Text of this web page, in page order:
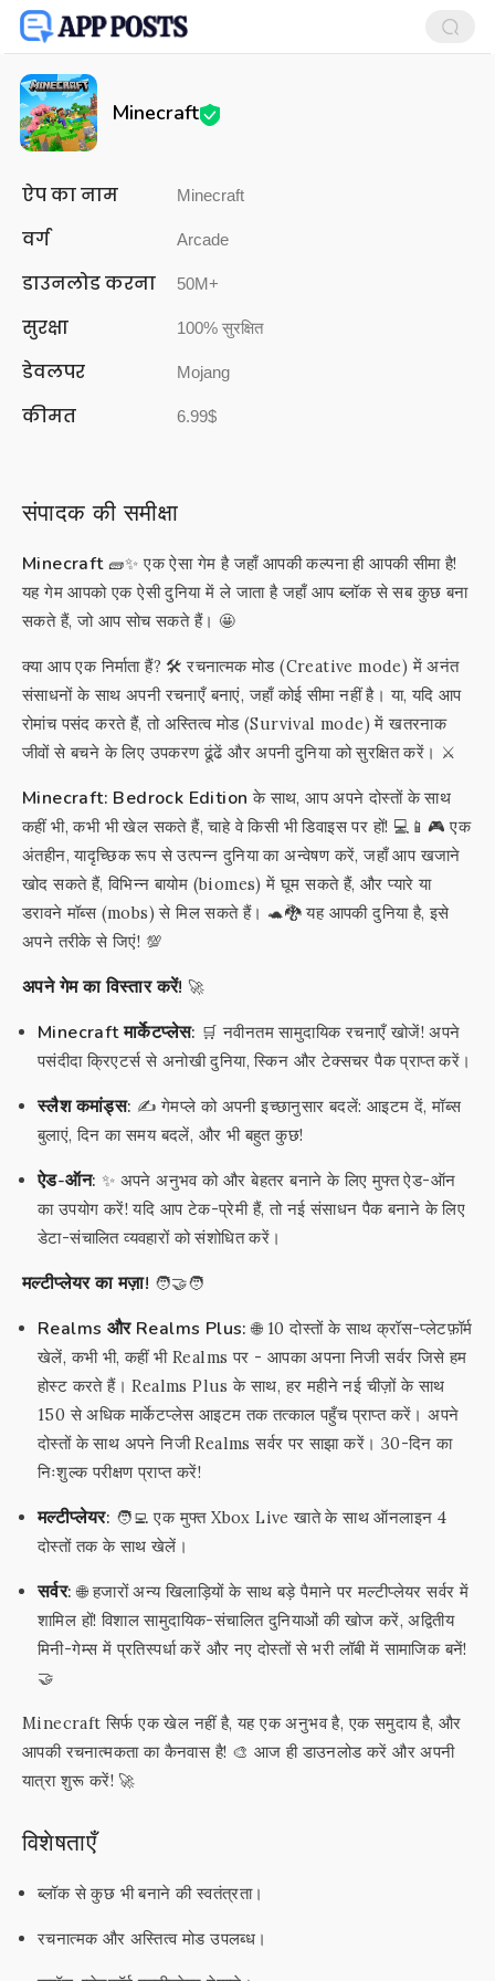
Minecraft
ऐप का नाम Minecraft
वर्ग Arcade
डाउनलोड करना 50M+
सुरक्षा 100% सुरक्षित
डेवलपर Mojang
कीमत 6.99$
संपादक की समीक्षा
Minecraft🧱✨ एक ऐसा गेम है जहाँ आपकी कल्पना ही आपकी सीमा है!
यह गेम आपको एक ऐसी दुनिया में ले जाता है जहाँ आप ब्लॉक से सब कुछ बना
सकते हैं, जो आप सोच सकते हैं। 🤩
क्या आप एक निर्माता हैं? 🛠️ रचनात्मक मोड (Creative mode) में अनंत
संसाधनों के साथ अपनी रचनाएँ बनाएं, जहाँ कोई सीमा नहीं है। या, यदि आप
रोमांच पसंद करते हैं, तो अस्तित्व मोड (Survival mode) में खतरनाक
जीवों से बचने के लिए उपकरण ढूंढें और अपनी दुनिया को सुरक्षित करें। ⚔️
Minecraft: Bedrock Edition के साथ, आप अपने दोस्तों के साथ
कहीं भी, कभी भी खेल सकते हैं, चाहे वे किसी भी डिवाइस पर हों! 💻📱🎮 एक
अंतहीन, यादृच्छिक रूप से उत्पन्न दुनिया का अन्वेषण करें, जहाँ आप खजाने
खोद सकते हैं, विभिन्न बायोम (biomes) में घूम सकते हैं, और प्यारे या
डरावने मॉब्स (mobs) से मिल सकते हैं। 🐢🐉 यह आपकी दुनिया है, इसे
अपने तरीके से जिएं! 💯
अपने गेम का विस्तार करें! 🚀
Minecraft मार्केटप्लेस: 🛒 नवीनतम सामुदायिक रचनाएँ खोजें! अपने
पसंदीदा क्रिएटर्स से अनोखी दुनिया, स्किन और टेक्सचर पैक प्राप्त करें।
स्लैश कमांड्स: ✍️ गेमप्ले को अपनी इच्छानुसार बदलें: आइटम दें, मॉब्स
बुलाएं, दिन का समय बदलें, और भी बहुत कुछ!
ऐड-ऑन: ✨ अपने अनुभव को और बेहतर बनाने के लिए मुफ्त ऐड-ऑन
का उपयोग करें! यदि आप टेक-प्रेमी हैं, तो नई संसाधन पैक बनाने के लिए
डेटा-संचालित व्यवहारों को संशोधित करें।
मल्टीप्लेयर का मज़ा! 🧑‍🤝‍🧑
Realms और Realms Plus: 🌐 10 दोस्तों के साथ क्रॉस-प्लेटफ़ॉर्म
खेलें, कभी भी, कहीं भी Realms पर - आपका अपना निजी सर्वर जिसे हम
होस्ट करते हैं। Realms Plus के साथ, हर महीने नई चीज़ों के साथ
150 से अधिक मार्केटप्लेस आइटम तक तत्काल पहुँच प्राप्त करें। अपने
दोस्तों के साथ अपने निजी Realms सर्वर पर साझा करें। 30-दिन का
निःशुल्क परीक्षण प्राप्त करें!
मल्टीप्लेयर: 🧑‍💻 एक मुफ्त Xbox Live खाते के साथ ऑनलाइन 4
दोस्तों तक के साथ खेलें।
सर्वर: 🌐 हजारों अन्य खिलाड़ियों के साथ बड़े पैमाने पर मल्टीप्लेयर सर्वर में
शामिल हों! विशाल सामुदायिक-संचालित दुनियाओं की खोज करें, अद्वितीय
मिनी-गेम्स में प्रतिस्पर्धा करें और नए दोस्तों से भरी लॉबी में सामाजिक बनें!
🤝
Minecraft सिर्फ एक खेल नहीं है, यह एक अनुभव है, एक समुदाय है, और
आपकी रचनात्मकता का कैनवास है! 🎨 आज ही डाउनलोड करें और अपनी
यात्रा शुरू करें! 🚀
विशेषताएँ
ब्लॉक से कुछ भी बनाने की स्वतंत्रता।
रचनात्मक और अस्तित्व मोड उपलब्ध।